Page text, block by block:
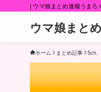
| ウマ娘まとめ速報うまろ
ウマ娘まと
ホーム まとめ記事 5ch